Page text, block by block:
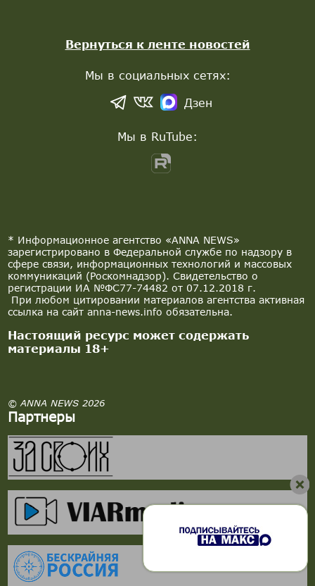
* Информационное агентство «ANNA NEWS»
зарегистрировано в Федеральной службе по надзору в
сфере связи, информационных технологий и массовых
коммуникаций (Роскомнадзор). Свидетельство о
регистрации ИА №ФС77-74482 от 07.12.2018 г.
При любом цитировании материалов агентства активная
ссылка на сайт anna-news.info обязательна.
Настоящий ресурс может содержать
материалы 18+
© ANNA NEWS 2026
Партнеры
Вернуться к ленте новостей
Мы в социальных сетях:
Дзен
Мы в RuTube: